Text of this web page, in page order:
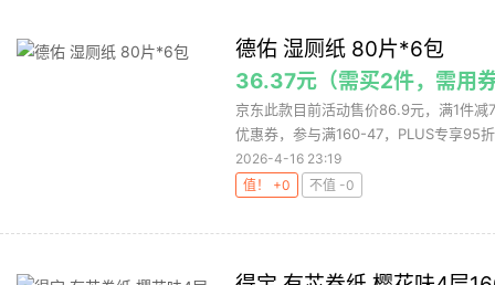
德佑 湿厕纸 80片*6包
36.37元（需买2件，需用
京东此款目前活动售价86.9元，满1件
优惠券，参与满160-47，PLUS专享95
2026-4-16 23:19
值！ +0
不值 -0